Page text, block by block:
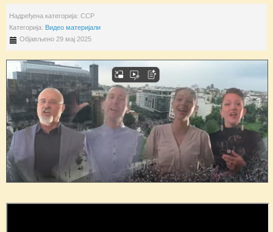
Надређена категорија: ССР
Категорија: Видео материјали
Објављено 29 мај 2025